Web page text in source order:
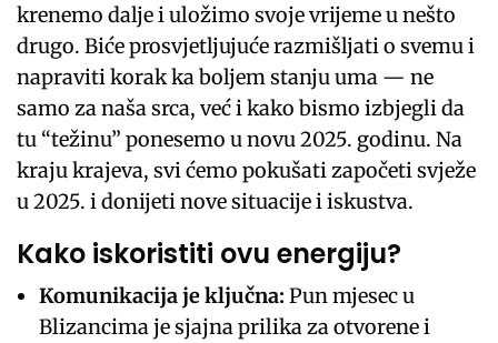
krenemo dalje i uložimo svoje vrijeme u nešto
drugo. Biće prosvjetljujuće razmišljati o svemu i
napraviti korak ka boljem stanju uma — ne
samo za naša srca, već i kako bismo izbjegli da
tu “težinu” ponesemo u novu 2025. godinu. Na
kraju krajeva, svi ćemo pokušati započeti svježe
u 2025. i donijeti nove situacije i iskustva.
Kako iskoristiti ovu energiju?
Komunikacija je ključna: Pun mjesec u
Blizancima je sjajna prilika za otvorene i